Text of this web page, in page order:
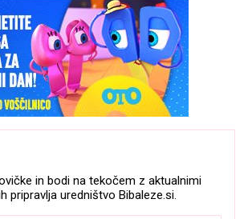
in bodi na tekočem z aktualnimi
pripravlja uredništvo Bibaleze.si.